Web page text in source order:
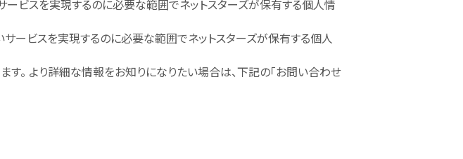
ービスを実現するのに必要な範囲でネットスターズが保有する個人情
ービスを実現するのに必要な範囲でネットスターズが保有する個人
。 より詳細な情報をお知りになりたい場合は、下記の「お問い合わせ